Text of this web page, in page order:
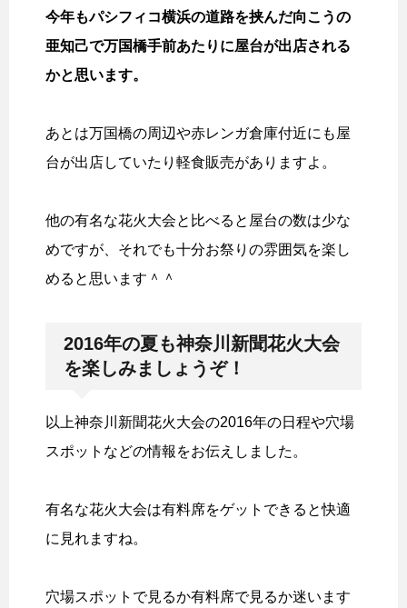
今年もパシフィコ横浜の道路を挟んだ向こうの
亜知己で万国橋手前あたりに屋台が出店される
かと思います。
あとは万国橋の周辺や赤レンガ倉庫付近にも屋
台が出店していたり軽食販売がありますよ。
他の有名な花火大会と比べると屋台の数は少な
めですが、それでも十分お祭りの雰囲気を楽し
めると思います＾＾
2016年の夏も神奈川新聞花火大会
を楽しみましょうぞ！
以上神奈川新聞花火大会の2016年の日程や穴場
スポットなどの情報をお伝えしました。
有名な花火大会は有料席をゲットできると快適
に見れますね。
穴場スポットで見るか有料席で見るか迷います